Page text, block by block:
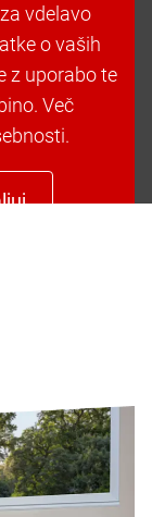
vdelavo
o vaših
z uporabo te
Več